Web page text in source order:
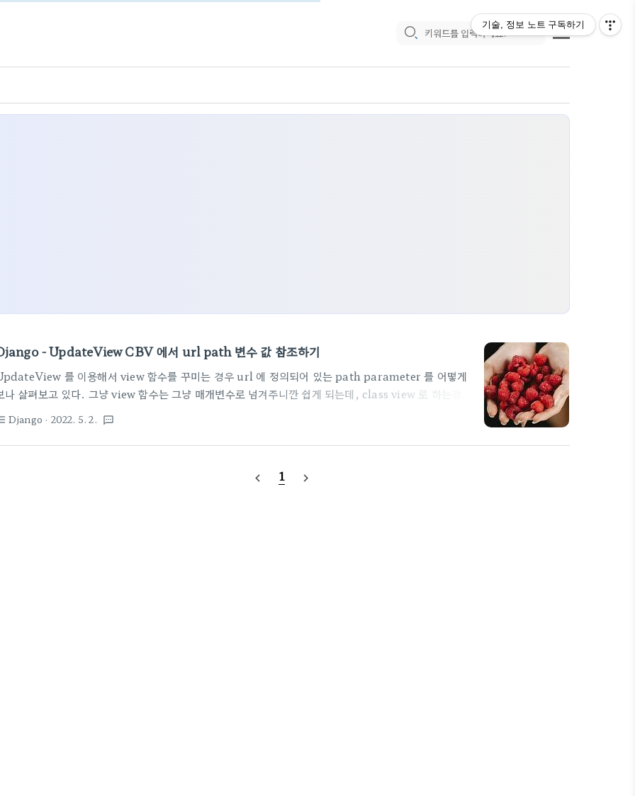
- UpdateView CBV 에서 url path 변수 값 참조하기
를 이용해서 view 함수를 꾸미는 경우 url 에 정의되어 있는 path parameter 를 어떻게
나 살펴보고 있다. 그냥 view 함수는 그냥 매개변수로 넘겨주니깐 쉽게 되는데, class view 로 하는경우
하는변수명"] 이런식으로 뽑아쓰고 있는 것을 볼 수 있다. class
model = Domain form_class =
Django · 2022. 5. 2. textsms
navigate_before 1 navigate_next
기술, 정보 노트 구독하기